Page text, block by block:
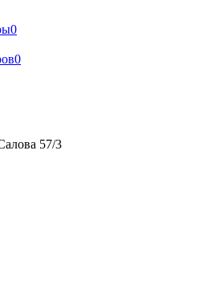
0
0
57/3